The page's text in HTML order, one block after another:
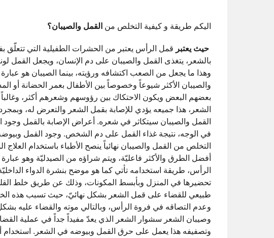
اليكم طريقة و كيفية التخلص من القمل والصيبان؟
حيث يعتبر قمل الرأس يعتبر من الحشرات الطفيلية التي
بالشعر، يتغذى القمل والصيبان على دم الإنسان، ويجعل
وهذا ما يجعل من الصعب اكتشافه ورؤيته، بينما الصيبان هو
والصيبان الأكثر شيوعاً وخصوصاً بين الأطفال بعمر الحضانة أو
بعضهم البعض ويكون الاحتكاك بين رؤوسهم وشعرهم أكثر،
الشعر، هذا جميعه يؤدي للإصابة بقمل الشعر والتعرض له،
القمل والصيبان سيتكاثر في شعره. أعراض الإصابة بالقمل
في الوجه، نتيجة غذاء القمل على دم الشخص. وجود القمل
التخلص من القمل والصيبان نهائياً ينصح الأطباء باستخدام
أفضل الطرق والأكثر فاعليّة، ويتم شراؤه من الصيدليّة وهو
الرأس، طريقة استخدامه تأتي كما هو موضح بنشرة الدواء
تحضيرها في المنزل وبأبسط المكونات، وذلك عن طريق خلط
طبيعي للقضاء على قمل الشعر بشكل نهائيّ، حيث تسبب هذه
وعدم التصاقه في فروة الرأس، وبالتالي موته والقضاء عليه
وصيبان الشعر سشوار الشعر الذي يعدّ مفيداً جداً في عملية
وتصفيفه هذا يعمل على حرق القمل وبيوضه في الشعر. استخدام